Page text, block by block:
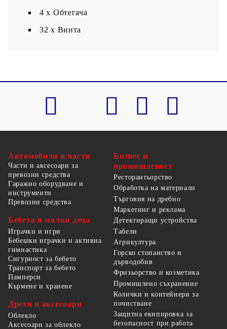
4 x Обтегача
32 x Винта
Автомобили и части
Части и аксесоари за
превозни средства
Гаражно оборудване и
инструменти
Превозни средства
Бебета и малки деца
Играчки и игри
Бебешки играчки и активна
гимнастика
Сигурност за бебето
Транспорт за бебето
Памперси
Кърмене и хранене
Дрехи и аксесоари
Облекло
Аксесоари за облекло
Бизнес и
промишленост
Ресторантьорство
Обработка на материали
Търговия на дребно
Маркетинг и реклама
Детектиращи устройства
Табели
Агрикултура
Горско стопанство и
дърводобив
Фризьорство и козметика
Промишлено съхранение
Колички и контейнери за
почистване
Защитна екипировка за
безопасност при работа